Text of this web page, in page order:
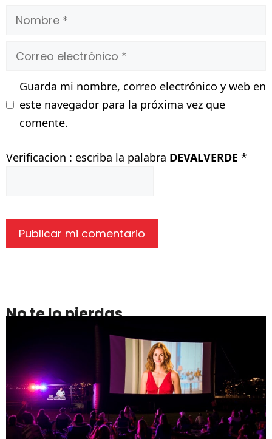
Nombre
Correo
Guarda mi nombre, correo electrónico y web en
este navegador para la próxima vez que
comente.
Verificacion : escriba la palabra DEVALVERDE *
No te lo pierdas